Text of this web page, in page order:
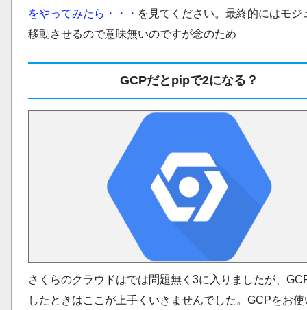
をやってみたら・・・ を見てください。最終的にはモジ
移動させるので意味無いのですが念のため
GCPだとpipで2になる？
さくらのクラウドはでは問題無く3に入りましたが、
したときはここが上手くいきませんでした。GCPをお